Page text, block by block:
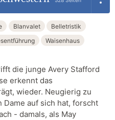
Blanvalet
Belletristik
Waisenhaus
die junge Avery Stafford
erkennt das
wieder. Neugierig zu
auf sich hat, forscht
- damals, als May